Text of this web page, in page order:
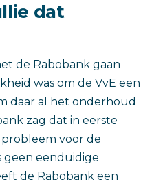
dat
de Rabobank gaan
was om de VvE een
daar al het onderhoud
zag dat in eerste
voor de
geen eenduidige
de Rabobank een